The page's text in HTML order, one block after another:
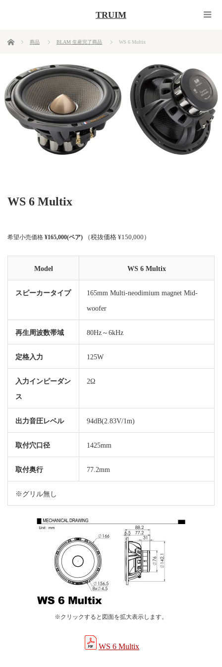
TRUIM
ホーム 商品 BLAM 生産完了商品 WS 6 Multix
WS 6 Multix
希望小売価格 ¥165,000(ペア) （税抜価格 ¥150,000）
Model WS 6 Multix
スピーカータイプ
165mm Multi-neodimium magnet Mid-
woofer
再生周波数帯域 80Hz～6kHz
定格入力 125W
入力インピーダン
ス
2Ω
出力音圧レベル 94dB(2.83V/1m)
取付穴口径 1425mm
取付奥行 77.2mm
※グリル無し
※クリックすると図面を拡大表示します。
WS 6 Multix